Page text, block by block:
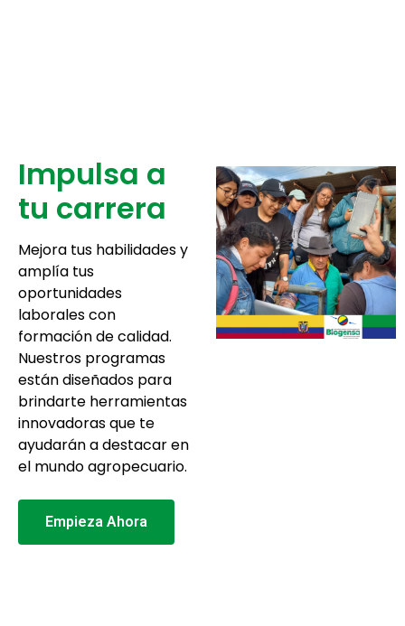
Impulsa a
tu carrera
Mejora tus habilidades y
amplía tus
oportunidades
laborales con
formación de calidad.
Nuestros programas
están diseñados para
brindarte herramientas
innovadoras que te
ayudarán a destacar en
el mundo agropecuario.
Empieza Ahora